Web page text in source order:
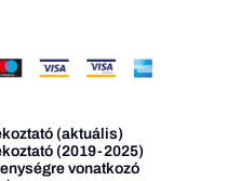
(aktuális)
(2019-2025)
vonatkozó